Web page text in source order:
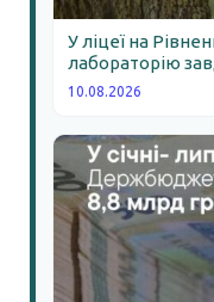
У ліцеї на
лабораторію
10.08.2026